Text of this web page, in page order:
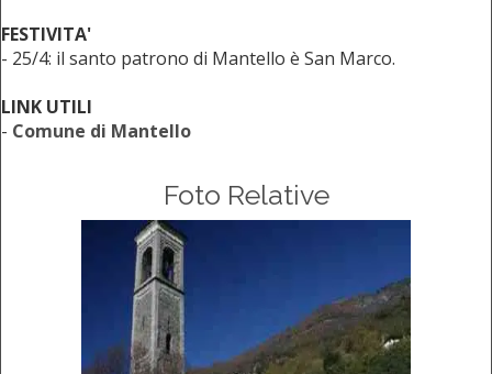
FESTIVITA'
- 25/4: il santo patrono di Mantello è San Marco.
LINK UTILI
- Comune di Mantello
Foto Relative